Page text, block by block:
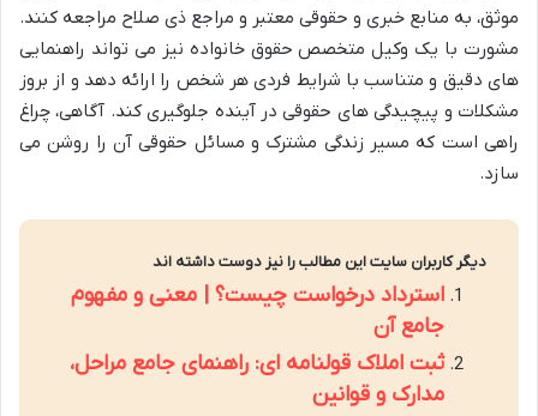
موثق، به منابع خبری و حقوقی معتبر و مراجع ذی صلاح مراجعه کنند.
مشورت با یک وکیل متخصص حقوق خانواده نیز می تواند راهنمایی
های دقیق و متناسب با شرایط فردی هر شخص را ارائه دهد و از بروز
مشکلات و پیچیدگی های حقوقی در آینده جلوگیری کند. آگاهی، چراغ
راهی است که مسیر زندگی مشترک و مسائل حقوقی آن را روشن می
سازد.
دیگر کاربران سایت این مطالب را نیز دوست داشته اند
استرداد درخواست چیست؟ | معنی و مفهوم
جامع آن
ثبت املاک قولنامه ای: راهنمای جامع مراحل،
مدارک و قوانین